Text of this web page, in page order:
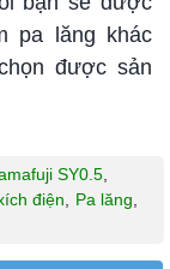
pa lăng khác
được sản
SY0.5,
điện, Pa lăng,